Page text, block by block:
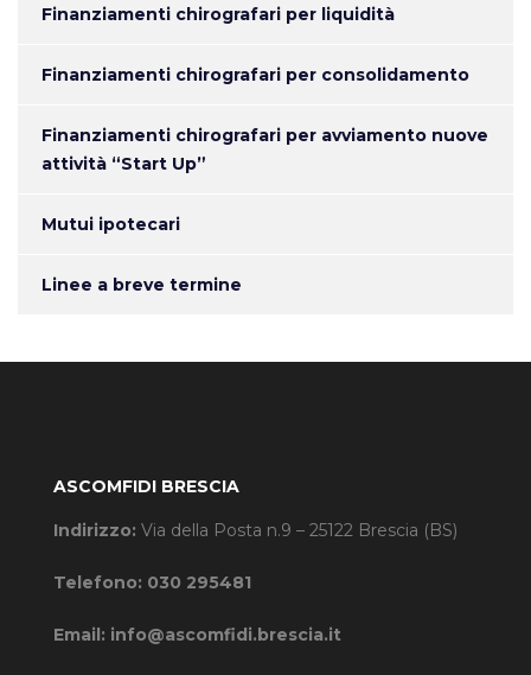
Finanziamenti chirografari per liquidità
Finanziamenti chirografari per consolidamento
Finanziamenti chirografari per avviamento nuove
attività “Start Up”
Mutui ipotecari
Linee a breve termine
ASCOMFIDI BRESCIA
Indirizzo: Via della Posta n.9 – 25122 Brescia (BS)
Telefono: 030 295481
Email: info@ascomfidi.brescia.it